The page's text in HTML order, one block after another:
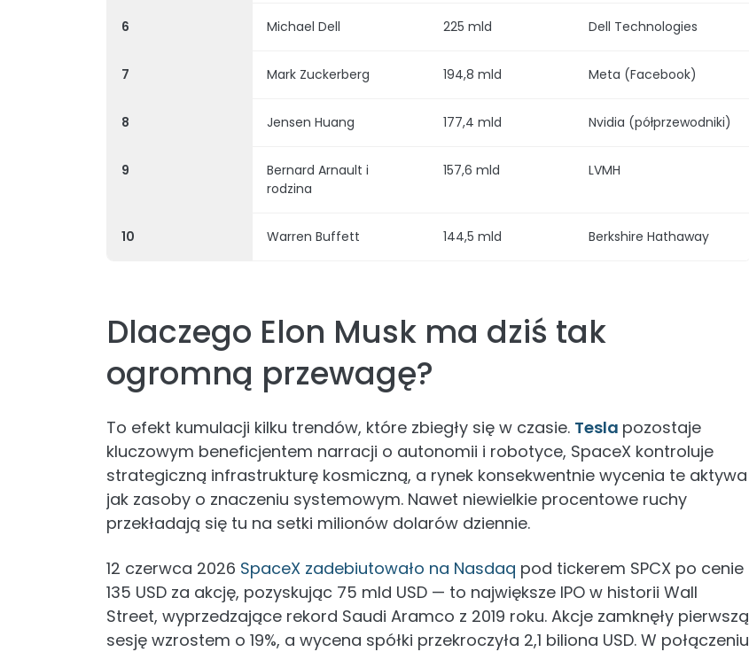
6 Michael Dell 225 mld Dell Technologies
7 Mark Zuckerberg 194,8 mld Meta (Facebook)
8 Jensen Huang 177,4 mld Nvidia (półprzewodniki)
9
Bernard Arnault i
rodzina
157,6 mld LVMH
10 Warren Buffett 144,5 mld Berkshire Hathaway
Dlaczego Elon Musk ma dziś tak
ogromną przewagę?
To efekt kumulacji kilku trendów, które zbiegły się w czasie. Tesla pozostaje
kluczowym beneficjentem narracji o autonomii i robotyce, SpaceX kontroluje
strategiczną infrastrukturę kosmiczną, a rynek konsekwentnie wycenia te aktywa
jak zasoby o znaczeniu systemowym. Nawet niewielkie procentowe ruchy
przekładają się tu na setki milionów dolarów dziennie.
12 czerwca 2026 SpaceX zadebiutowało na Nasdaq pod tickerem SPCX po cenie
135 USD za akcję, pozyskując 75 mld USD — to największe IPO w historii Wall
Street, wyprzedzające rekord Saudi Aramco z 2019 roku. Akcje zamknęły pierwszą
sesję wzrostem o 19%, a wycena spółki przekroczyła 2,1 biliona USD. W połączeniu